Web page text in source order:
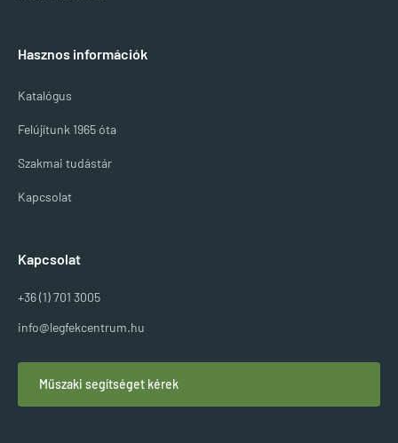
Hasznos információk
Katalógus
Felújítunk 1965 óta
Szakmai tudástár
Kapcsolat
Kapcsolat
+36 (1) 701 3005
info@legfekcentrum.hu
Műszaki segítséget kérek